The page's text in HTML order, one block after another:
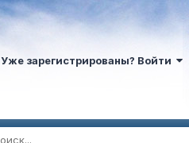
Уже зарегистрированы? Войти